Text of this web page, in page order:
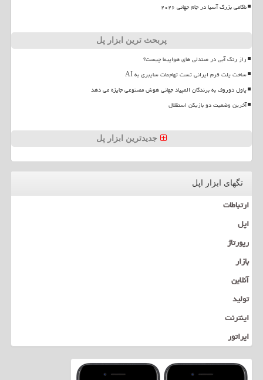
ناکامی بزرگ آسیا در جام جهانی ۲۰۲۶
پربحث ترین ابزار پل
راز رنگ آبی در صندلی های هواپیما چیست؟
ساخت پلت فرم ایرانی تست تهاجمات سایبری به AI
پاول دوروف به برندگان المپیاد جهانی هوش مصنوعی جایزه می دهد
آخرین وضعیت دو بازیکن استقلال
جدیدترین ابزار پل
تگهای ابزار اپل
ارتباطات
اپل
رپورتاژ
بازار
آنلاین
تولید
اینترنت
اپراتور